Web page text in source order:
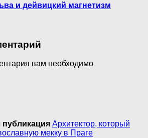
и дейвицкий магнетизм
вам необходимо
Архитектор, который
мекку в Праге